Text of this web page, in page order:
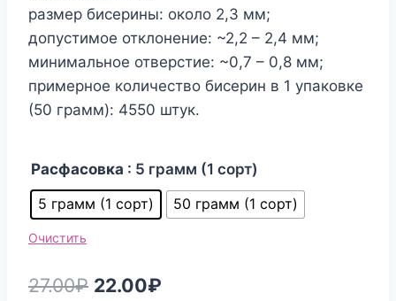
размер бисерины: около 2,3 мм;
допустимое отклонение: ~2,2 – 2,4 мм;
минимальное отверстие: ~0,7 – 0,8 мм;
примерное количество бисерин в 1 упаковке
(50 грамм): 4550 штук.
Расфасовка : 5 грамм (1 сорт)
5 грамм (1 сорт)
50 грамм (1 сорт)
Очистить
27.00₽ Первоначальная
22.00₽